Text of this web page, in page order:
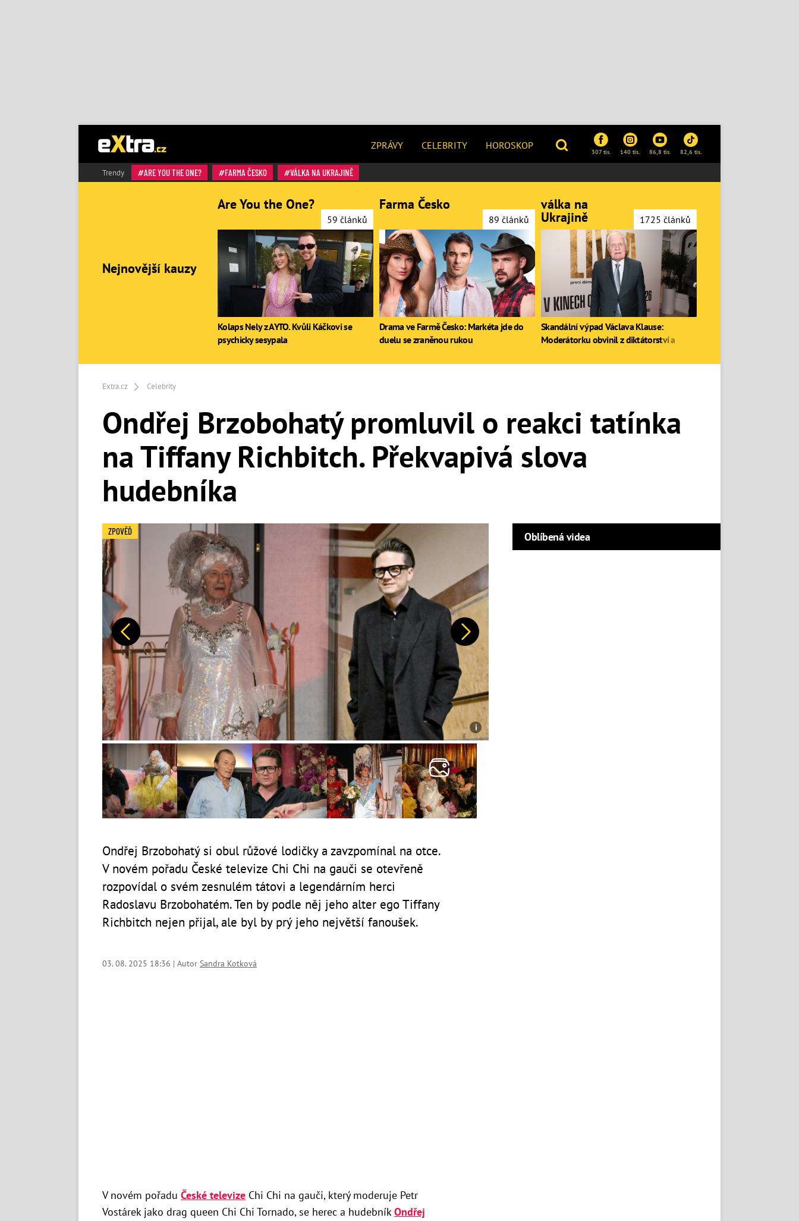
ZPRÁVY CELEBRITY HOROSKOP
307 tis. 140 tis. 86,8 tis. 82,6 tis.
Trendy ARE YOU THE ONE? FARMA ČESKO VÁLKA NA UKRAJINĚ
Extra.cz Celebrity
Ondřej Brzobohatý promluvil o reakci tatínka
na Tiffany Richbitch. Překvapivá slova
hudebníka
Předchozí Další
ZPOVĚĎ
Ondřej Brzobohatý si obul růžové lodičky a zavzpomínal na otce.
V novém pořadu České televize Chi Chi na gauči se otevřeně
rozpovídal o svém zesnulém tátovi a legendárním herci
Radoslavu Brzobohatém. Ten by podle něj jeho alter ego Tiffany
Richbitch nejen přijal, ale byl by prý jeho největší fanoušek.
03. 08. 2025 18:36 | Autor Sandra Kotková
V novém pořadu České televize Chi Chi na gauči, který moderuje Petr
Vostárek jako drag queen Chi Chi Tornado, se herec a hudebníkOndřej
Oblíbená videa
Nejnovější kauzy
Are You the One?
59 článků
Kolaps Nely z AYTO. Kvůli Káčkovi se
psychicky sesypala
Farma Česko
89 článků
Drama ve Farmě Česko: Markéta jde do
duelu se zraněnou rukou
válka na
Ukrajině 1725 článků
Skandální výpad Václava Klause:
Moderátorku obvinil z diktátorství a